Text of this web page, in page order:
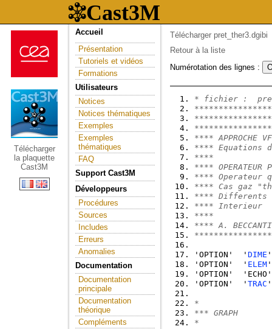
Télécharger
la plaquette
Cast3M
Accueil
Présentation
Tutoriels et vidéos
Formations
Utilisateurs
Notices
Notices thématiques
Exemples
Exemples
thématiques
FAQ
Support Cast3M
Développeurs
Procédures
Sources
Includes
Erreurs
Anomalies
Documentation
Documentation
principale
Documentation
théorique
Compléments
Télécharger pret_ther3.dgibi
Retour à la liste
Numérotation des lignes :
* fichier :
****
****
****
****
**** Operateur
**** Cas gaz
****
****
****
**** A.
'OPTION'  ' DIME
'OPTION'  ' ELEM
'OPTION'
'OPTION'  ' TRAC
*
*** GRAPH
*